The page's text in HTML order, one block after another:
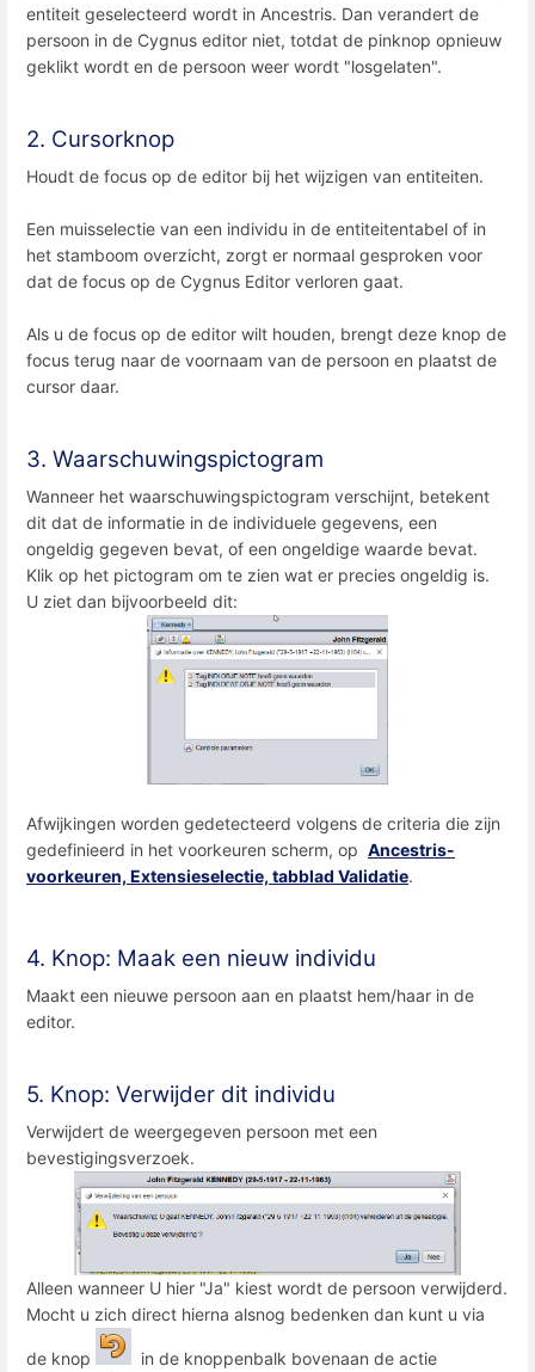
entiteit geselecteerd wordt in Ancestris. Dan verandert de
persoon in de Cygnus editor niet, totdat de pinknop opnieuw
geklikt wordt en de persoon weer wordt "losgelaten".
2. Cursorknop
Houdt de focus op de editor bij het wijzigen van entiteiten.
Een muisselectie van een individu in de entiteitentabel of in
het stamboom overzicht, zorgt er normaal gesproken voor
dat de focus op de Cygnus Editor verloren gaat.
Als u de focus op de editor wilt houden, brengt deze knop de
focus terug naar de voornaam van de persoon en plaatst de
cursor daar.
3. Waarschuwingspictogram
Wanneer het waarschuwingspictogram verschijnt, betekent
dit dat de informatie in de individuele gegevens, een
ongeldig gegeven bevat, of een ongeldige waarde bevat.
Klik op het pictogram om te zien wat er precies ongeldig is.
U ziet dan bijvoorbeeld dit:
Afwijkingen worden gedetecteerd volgens de criteria die zijn
gedefinieerd in het voorkeuren scherm, op Ancestris-
voorkeuren, Extensieselectie, tabblad Validatie.
4. Knop: Maak een nieuw individu
Maakt een nieuwe persoon aan en plaatst hem/haar in de
editor.
5. Knop: Verwijder dit individu
Verwijdert de weergegeven persoon met een
bevestigingsverzoek.
Alleen wanneer U hier "Ja" kiest wordt de persoon verwijderd.
Mocht u zich direct hierna alsnog bedenken dan kunt u via
de knop
in de knoppenbalk bovenaan de actie